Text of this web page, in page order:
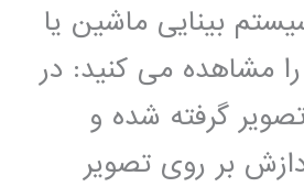
بینایی ماشین یا
مشاهده می کنید: در
گرفته شده و
بر روی تصویر